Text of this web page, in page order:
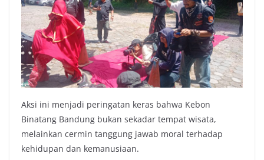
Aksi ini menjadi peringatan keras bahwa Kebon
Binatang Bandung bukan sekadar tempat wisata,
melainkan cermin tanggung jawab moral terhadap
kehidupan dan kemanusiaan.